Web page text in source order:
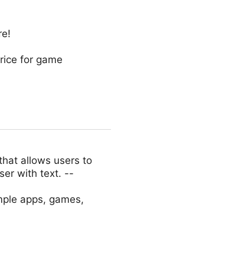
for game
allows users to
with text. --
apps, games,